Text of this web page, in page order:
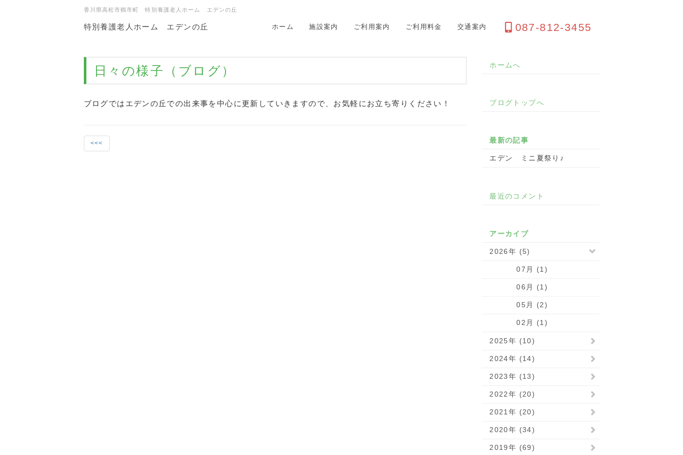
香川県高松市鶴市町 特別養護老人ホーム エデンの丘
特別養護老人ホーム エデンの丘 ホーム 施設案内 ご利用案内 ご利用料金 交通案内 087-812-3455
日々の様子（ブログ）
ブログではエデンの丘での出来事を中心に更新していきますので、お気軽にお立ち寄りください！
<<<
ホームへ
ブログトップへ
最新の記事
エデン ミニ夏祭り♪
最近のコメント
アーカイブ
2026年 (5)
07月 (1)
06月 (1)
05月 (2)
02月 (1)
2025年 (10)
2024年 (14)
2023年 (13)
2022年 (20)
2021年 (20)
2020年 (34)
2019年 (69)